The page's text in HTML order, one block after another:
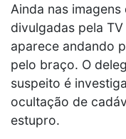
Ainda nas
divulgadas pela
aparece andando
pelo braço. O
suspeito é
ocultação de
estupro.